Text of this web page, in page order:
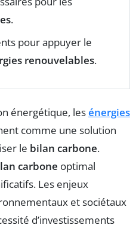
.
pour appuyer le
renouvelables.
énergétique, lesénergies
comme une solution
le bilan carbone.
carbone optimal
Les enjeux
et sociétaux
d’investissements